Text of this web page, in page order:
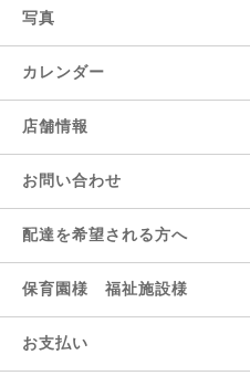
写真
カレンダー
店舗情報
お問い合わせ
配達を希望される方へ
保育園様 福祉施設様
お支払い